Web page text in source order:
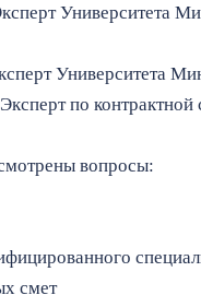
Университета
Университета
по
вопросы:
смет